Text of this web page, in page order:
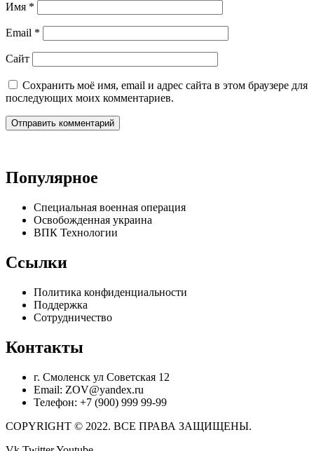
Имя *
Email *
Сайт
Сохранить моё имя, email и адрес сайта в этом браузере для
последующих моих комментариев.
Популярное
Специальная военная операция
Освобожденная украина
ВПК Технологии
Ссылки
Политика конфиденциальности
Поддержка
Сотрудничество
Контакты
г. Смоленск ул Советская 12
Email: ZOV@yandex.ru
Телефон: +7 (900) 999 99-99
COPYRIGHT © 2022. ВСЕ ПРАВА ЗАЩИЩЕНЫ.